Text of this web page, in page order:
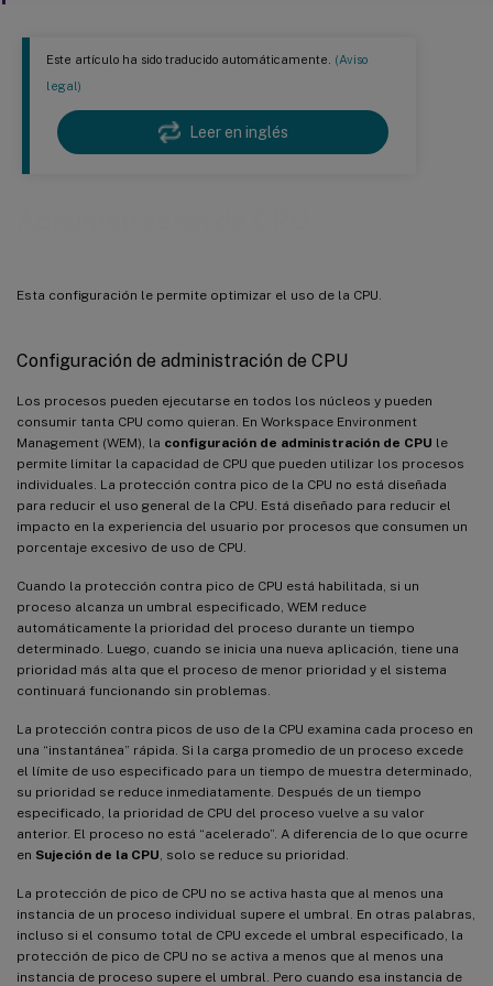
Este artículo ha sido traducido automáticamente. (Aviso
legal)
Leer en inglés
Esta configuración le permite optimizar el uso de la CPU.
Configuración de administración de CPU
Los procesos pueden ejecutarse en todos los núcleos y pueden
consumir tanta CPU como quieran. En Workspace Environment
Management (WEM), la configuración de administración de CPU le
permite limitar la capacidad de CPU que pueden utilizar los procesos
individuales. La protección contra pico de la CPU no está diseñada
para reducir el uso general de la CPU. Está diseñado para reducir el
impacto en la experiencia del usuario por procesos que consumen un
porcentaje excesivo de uso de CPU.
Cuando la protección contra pico de CPU está habilitada, si un
proceso alcanza un umbral especificado, WEM reduce
automáticamente la prioridad del proceso durante un tiempo
determinado. Luego, cuando se inicia una nueva aplicación, tiene una
prioridad más alta que el proceso de menor prioridad y el sistema
continuará funcionando sin problemas.
La protección contra picos de uso de la CPU examina cada proceso en
una “instantánea” rápida. Si la carga promedio de un proceso excede
el límite de uso especificado para un tiempo de muestra determinado,
su prioridad se reduce inmediatamente. Después de un tiempo
especificado, la prioridad de CPU del proceso vuelve a su valor
anterior. El proceso no está “acelerado”. A diferencia de lo que ocurre
en Sujeción de la CPU , solo se reduce su prioridad.
La protección de pico de CPU no se activa hasta que al menos una
instancia de un proceso individual supere el umbral. En otras palabras,
incluso si el consumo total de CPU excede el umbral especificado, la
protección de pico de CPU no se activa a menos que al menos una
instancia de proceso supere el umbral. Pero cuando esa instancia de